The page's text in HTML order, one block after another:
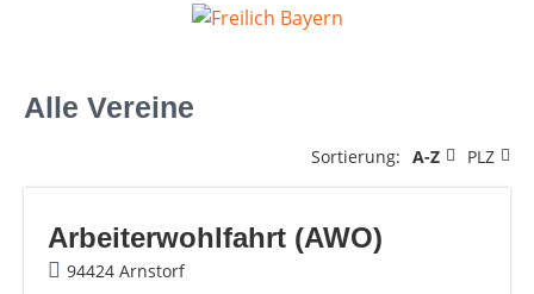
Alle Vereine
Sortierung: A-Z PLZ
Arbeiterwohlfahrt (AWO)
94424 Arnstorf